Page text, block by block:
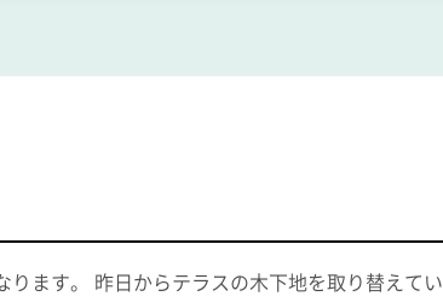
ます。 昨日からテラスの木下地を取り替えてい